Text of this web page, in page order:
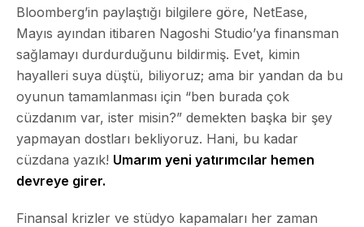
Bloomberg’in paylaştığı bilgilere göre, NetEase,
Mayıs ayından itibaren Nagoshi Studio’ya finansman
sağlamayı durdurduğunu bildirmiş. Evet, kimin
hayalleri suya düştü, biliyoruz; ama bir yandan da bu
oyunun tamamlanması için “ben burada çok
cüzdanım var, ister misin?” demekten başka bir şey
yapmayan dostları bekliyoruz. Hani, bu kadar
cüzdana yazık! Umarım yeni yatırımcılar hemen
devreye girer.
Finansal krizler ve stüdyo kapamaları her zaman